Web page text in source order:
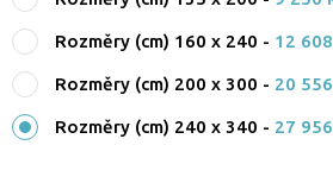
Rozměry (cm) 160 x 240 - 12
Rozměry (cm) 200 x 300 - 20
Rozměry (cm) 240 x 340 - 27